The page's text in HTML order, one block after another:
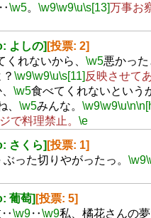
\w5。 \w9\w9\u\s[13]万事お
よしの] [投票: 2]
くれないから、 \w5悪かっ
\w9\w9\u\s[11] 反映させて
\w5食べてくれないという
\w5みんな。 \w9\w9\u\n
で料理禁止。 \e
さくら] [投票: 1]
った切りやがったっ。 \w9
葡萄] [投票: 5]
‥\w9‥\w9私、橘花さんの